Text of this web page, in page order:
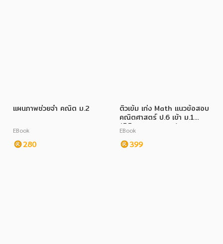
แผนภาพช่วยจำ คณิต ม.2
EBook
280
ติวเข้ม เก่ง Math แนวข้อสอบ
คณิตศาสตร์ ป.6 เข้า ม.1
(พิชิตทุกสนามสอบ)
EBook
399